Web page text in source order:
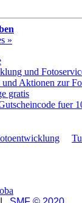
»
und
und Aktionen zur
gratis
fuer